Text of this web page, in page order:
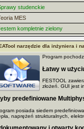
studenckie
MES
kompletnie zielony
narzędzie dla inżyniera i
Program
Łatwy w
FESTOOL
złożeń. GUI jest
predefiniowane
posiada siedem
naprężeń strukturalnych,